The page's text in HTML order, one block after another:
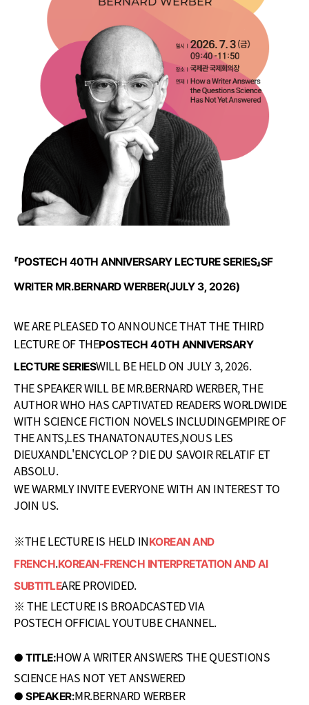
「POSTECH 40TH ANNIVERSARY LECTURE SERIES」SF
WRITER MR.BERNARD WERBER(JULY 3, 2026)
WE ARE PLEASED TO ANNOUNCE THAT THE THIRD
LECTURE OF THEPOSTECH 40TH ANNIVERSARY
LECTURE SERIESWILL BE HELD ON JULY 3, 2026.
THE SPEAKER WILL BE MR.BERNARD WERBER, THE
AUTHOR WHO HAS CAPTIVATED READERS WORLDWIDE
WITH SCIENCE FICTION NOVELS INCLUDINGEMPIRE OF
THE ANTS,LES THANATONAUTES,NOUS LES
DIEUXANDL'ENCYCLOP？DIE DU SAVOIR RELATIF ET
ABSOLU.
WE WARMLY INVITE EVERYONE WITH AN INTEREST TO
JOIN US.
※THE LECTURE IS HELD INKOREAN AND
FRENCH.KOREAN-FRENCH INTERPRETATION AND AI
SUBTITLEARE PROVIDED.
※ THE LECTURE IS BROADCASTED VIA
POSTECH OFFICIAL YOUTUBE CHANNEL.
● TITLE:HOW A WRITER ANSWERS THE QUESTIONS
SCIENCE HAS NOT YET ANSWERED
● SPEAKER:MR.BERNARD WERBER